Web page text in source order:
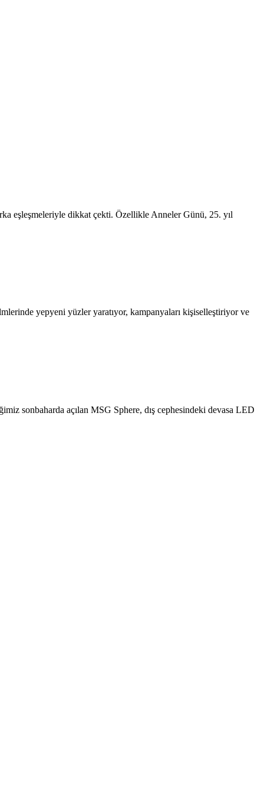
eşleşmeleriyle dikkat çekti. Özellikle Anneler Günü, 25. yıl
yepyeni yüzler yaratıyor, kampanyaları kişiselleştiriyor ve
sonbaharda açılan MSG Sphere, dış cephesindeki devasa LED